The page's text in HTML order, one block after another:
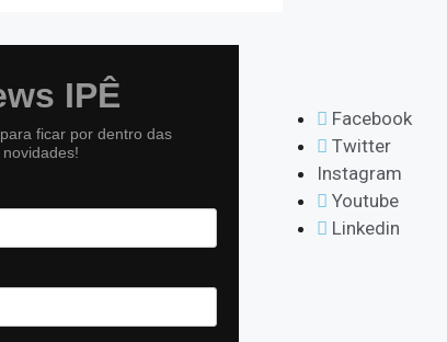
IPÊ
ficar por dentro das
novidades!
Facebook
Twitter
Instagram
Youtube
Linkedin